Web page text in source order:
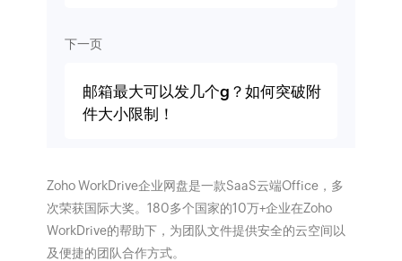
下一页
邮箱最大可以发几个g？如何突破附
件大小限制！
Zoho WorkDrive企业网盘是一款SaaS云端Office，多
次荣获国际大奖。180多个国家的10万+企业在Zoho
WorkDrive的帮助下，为团队文件提供安全的云空间以
及便捷的团队合作方式。